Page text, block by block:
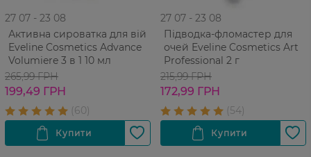
27 07 - 23 08
Активна сироватка для вій
Eveline Cosmetics Advance
Volumiere 3 в 1 10 мл
265,99 ГРН
199,49 ГРН
27 07 - 23 08
Підводка-фломастер для
очей Eveline Cosmetics Art
Professional 2 г
215,99 ГРН
172,99 ГРН